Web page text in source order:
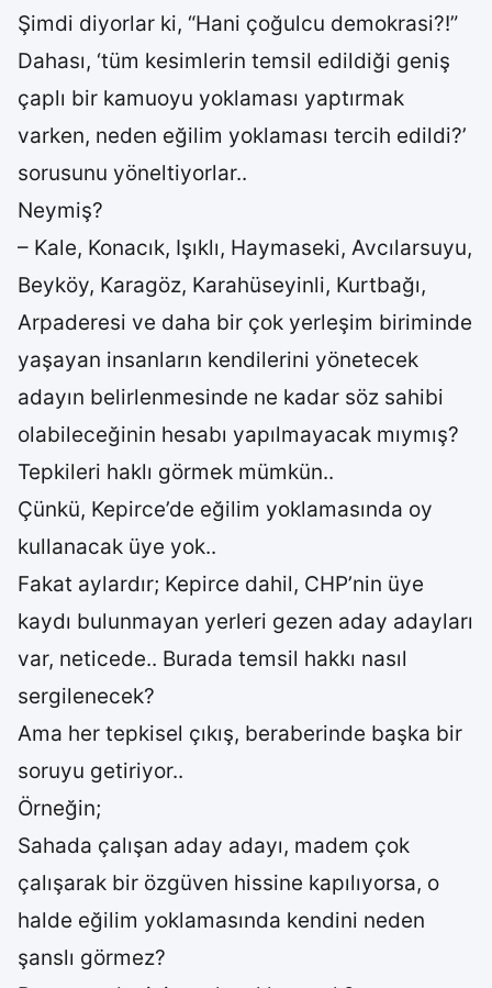
Şimdi diyorlar ki, “Hani çoğulcu demokrasi?!”
Dahası, ‘tüm kesimlerin temsil edildiği geniş
çaplı bir kamuoyu yoklaması yaptırmak
varken, neden eğilim yoklaması tercih edildi?’
sorusunu yöneltiyorlar..
Neymiş?
– Kale, Konacık, Işıklı, Haymaseki, Avcılarsuyu,
Beyköy, Karagöz, Karahüseyinli, Kurtbağı,
Arpaderesi ve daha bir çok yerleşim biriminde
yaşayan insanların kendilerini yönetecek
adayın belirlenmesinde ne kadar söz sahibi
olabileceğinin hesabı yapılmayacak mıymış?
Tepkileri haklı görmek mümkün..
Çünkü, Kepirce’de eğilim yoklamasında oy
kullanacak üye yok..
Fakat aylardır; Kepirce dahil, CHP’nin üye
kaydı bulunmayan yerleri gezen aday adayları
var, neticede.. Burada temsil hakkı nasıl
sergilenecek?
Ama her tepkisel çıkış, beraberinde başka bir
soruyu getiriyor..
Örneğin;
Sahada çalışan aday adayı, madem çok
çalışarak bir özgüven hissine kapılıyorsa, o
halde eğilim yoklamasında kendini neden
şanslı görmez?